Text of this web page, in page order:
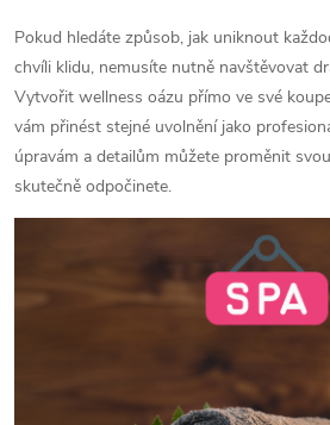
Pokud hledáte způsob, jak uniknout
chvíli klidu, nemusíte nutně navštěvovat
Vytvořit wellness oázu přímo ve své
vám přinést stejné uvolnění jako
úpravám a detailům můžete proměnit
skutečně odpočinete.